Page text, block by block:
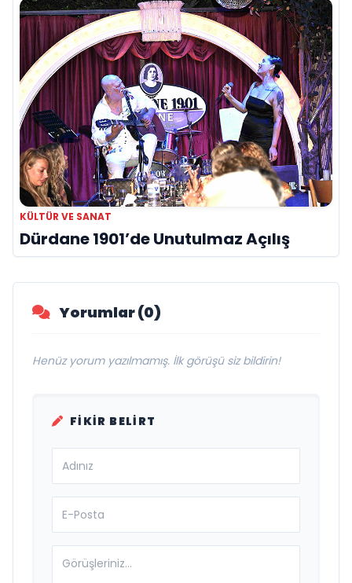
KÜLTÜR VE SANAT
Dürdane 1901’de Unutulmaz Açılış
Yorumlar (0)
Henüz yorum yazılmamış. İlk görüşü siz bildirin!
FIKIR BELIRT